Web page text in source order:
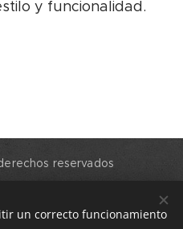
y funcionalidad.
reservados
un correcto funcionamiento